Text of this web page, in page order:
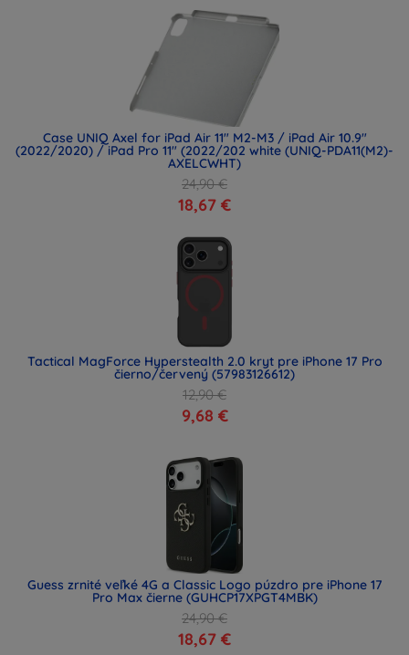
Case UNIQ Axel for iPad Air 11" M2-M3 / iPad Air 10.9"
(2022/2020) / iPad Pro 11" (2022/202 white (UNIQ-PDA11(M2)-
AXELCWHT)
24,90 €
18,67 €
Tactical MagForce Hyperstealth 2.0 kryt pre iPhone 17 Pro
čierno/červený (57983126612)
12,90 €
9,68 €
Guess zrnité veľké 4G a Classic Logo púzdro pre iPhone 17
Pro Max čierne (GUHCP17XPGT4MBK)
24,90 €
18,67 €